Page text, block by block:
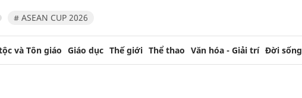
# ASEAN CUP 2026
và Tôn giáo Giáo dục Thế giới Thể thao Văn hóa - Giải trí Đời sống